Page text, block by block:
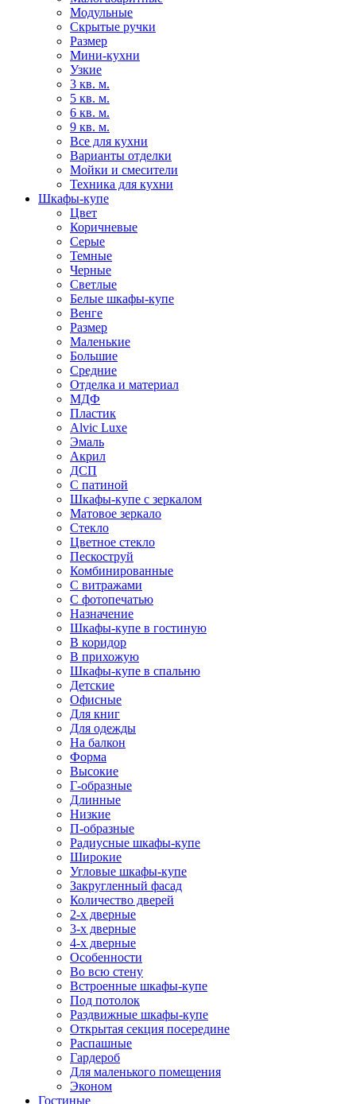
Модульные
Скрытые ручки
Размер
Мини-кухни
Узкие
3 кв. м.
5 кв. м.
6 кв. м.
9 кв. м.
Все для кухни
Варианты отделки
Мойки и смесители
Техника для кухни
Шкафы-купе
Цвет
Коричневые
Серые
Темные
Черные
Светлые
Белые шкафы-купе
Венге
Размер
Маленькие
Большие
Средние
Отделка и материал
МДФ
Пластик
Alvic Luxe
Эмаль
Акрил
ДСП
С патиной
Шкафы-купе с зеркалом
Матовое зеркало
Стекло
Цветное стекло
Пескоструй
Комбинированные
С витражами
С фотопечатью
Назначение
Шкафы-купе в гостиную
В коридор
В прихожую
Шкафы-купе в спальню
Детские
Офисные
Для книг
Для одежды
На балкон
Форма
Высокие
Г-образные
Длинные
Низкие
П-образные
Радиусные шкафы-купе
Широкие
Угловые шкафы-купе
Закругленный фасад
Количество дверей
2-х дверные
3-х дверные
4-х дверные
Особенности
Во всю стену
Встроенные шкафы-купе
Под потолок
Раздвижные шкафы-купе
Открытая секция посередине
Распашные
Гардероб
Для маленького помещения
Эконом
Гостиные